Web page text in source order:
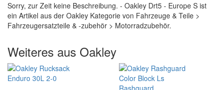
Sorry, zur Zeit keine Beschreibung. - Oakley Drt5 - Europe S ist
ein Artikel aus der Oakley Kategorie von Fahrzeuge & Teile >
Fahrzeugersatzteile & -zubehör > Motorradzubehör.
Weiteres aus Oakley